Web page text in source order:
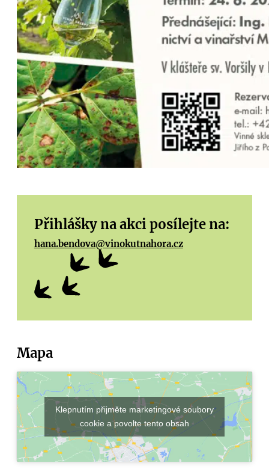
Přihlášky na akci posílejte na:
hana.bendova@vinokutnahora.cz
Mapa
Klepnutím přijměte marketingové soubory
cookie a povolte tento obsah